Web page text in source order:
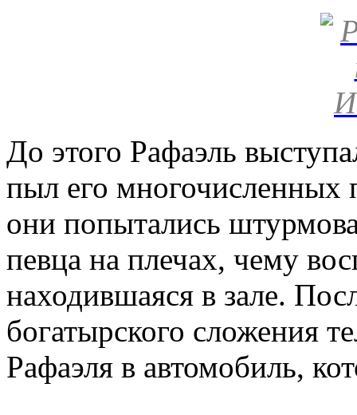
До этого Рафаэль
пыл его многочисленных
они попытались
певца на плечах, чему
находившаяся в зале.
богатырского сложения
Рафаэля в автомобиль,